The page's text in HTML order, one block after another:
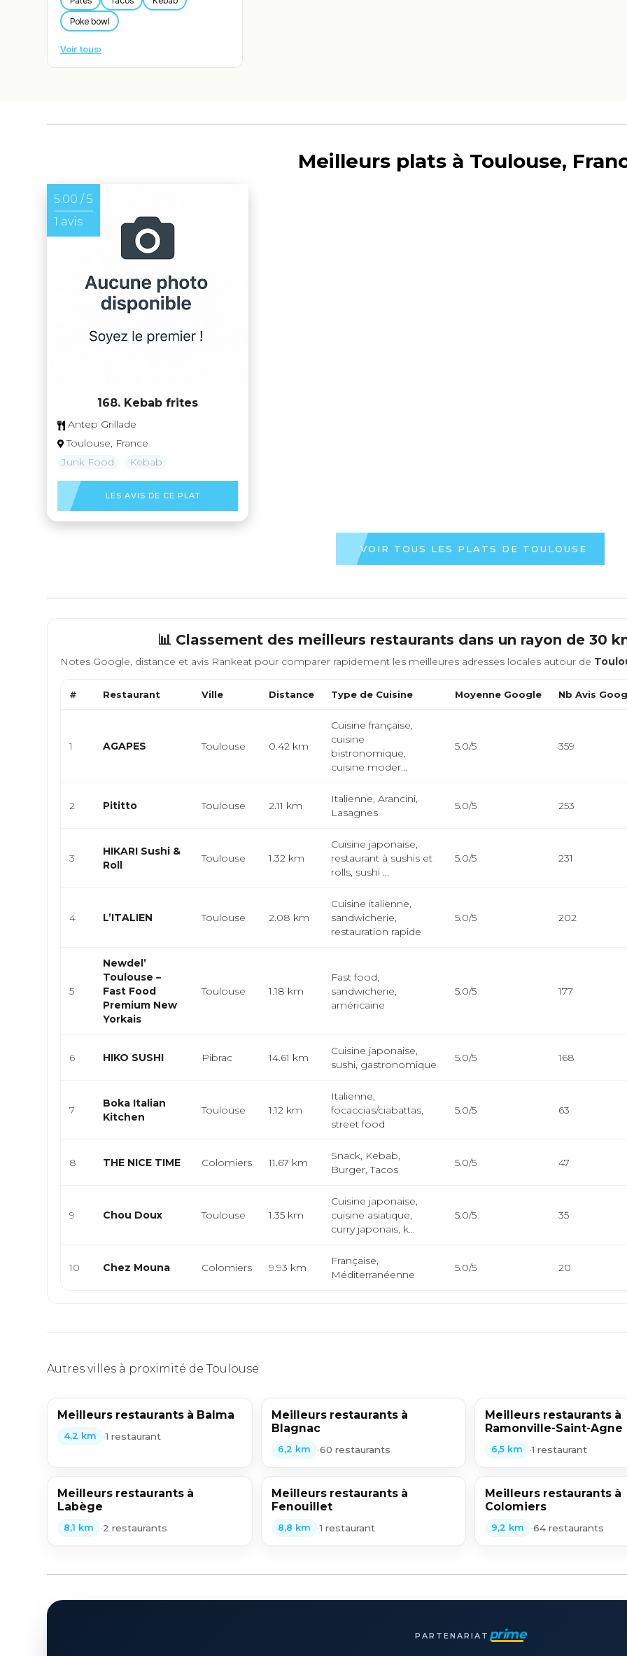
Poke bowl
Voir tous›
Meilleurs plats à Toulouse,
5.00 / 5
1 avis
168. Kebab frites
Antep Grillade
Toulouse, France
Junk Food
Kebab
LES AVIS DE CE PLAT
VOIR TOUS LES PLATS DE TOULOUSE
📊 Classement des meilleurs restaurants dans un rayon de 30
Notes Google, distance et avis Rankeat pour comparer rapidement les meilleures adresses locales autour de
# Restaurant Ville Distance Type de Cuisine Moyenne Google Nb Avis
1 AGAPES Toulouse 0.42 km
Cuisine française,
cuisine
bistronomique,
cuisine moder...
5.0/5 359
2 Pititto Toulouse 2.11 km
Italienne, Arancini,
Lasagnes
5.0/5 253
3
HIKARI Sushi &
Roll
Toulouse 1.32 km
Cuisine japonaise,
restaurant à sushis et
rolls, sushi ...
5.0/5 231
4 L’ITALIEN Toulouse 2.08 km
Cuisine italienne,
sandwicherie,
restauration rapide
5.0/5 202
5
Newdel’
Toulouse –
Fast Food
Premium New
Yorkais
Toulouse 1.18 km
Fast food,
sandwicherie,
américaine
5.0/5 177
6 HIKO SUSHI Pibrac 14.61 km
Cuisine japonaise,
sushi, gastronomique
5.0/5 168
7
Boka Italian
Kitchen
Toulouse 1.12 km
Italienne,
focaccias/ciabattas,
street food
5.0/5 63
8 THE NICE TIME Colomiers 11.67 km
Snack, Kebab,
Burger, Tacos
5.0/5 47
9 Chou Doux Toulouse 1.35 km
Cuisine japonaise,
cuisine asiatique,
curry japonais, k...
5.0/5 35
10 Chez Mouna Colomiers 9.93 km
Française,
Méditerranéenne
5.0/5 20
Autres villes à proximité de Toulouse
Meilleurs restaurants à Balma
4,2 km •1 restaurant
Meilleurs restaurants à
Blagnac
6,2 km •60 restaurants
Meilleurs restaurants à
Ramonville-Saint-Agne
6,5 km •1 restaurant
Meilleurs restaurants à
Labège
8,1 km •2 restaurants
Meilleurs restaurants à
Fenouillet
8,8 km •1 restaurant
Meilleurs restaurants à
Colomiers
9,2 km •64 restaurants
PARTENARIAT prime